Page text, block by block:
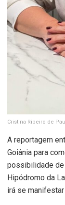
Cristina Ribeiro de
A reportagem
Goiânia para
possibilidade de
Hipódromo da
irá se